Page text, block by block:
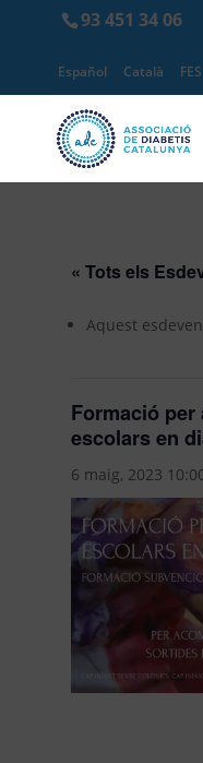
93 451 34 06
Español Català
« Tots els
Aquest
Formació
escolars en
6 maig, 2023